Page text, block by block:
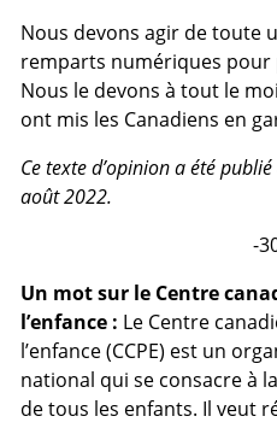
Nous devons agir de toute
remparts numériques
Nous le devons à tout le
ont mis les Canadiens en
Ce texte d’opinion a été
août 2022.
-
Un mot sur le Centre
l’enfance : Le Centre
l’enfance (CCPE) est un
national qui se consacre à
de tous les enfants. Il veut